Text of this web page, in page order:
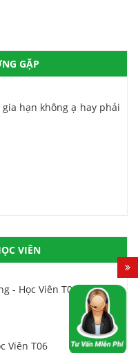
GẶP
hạn không ạ hay phải
VIÊN
- Học Viên T02
Viên T06